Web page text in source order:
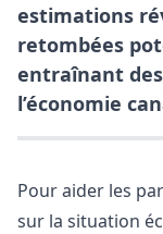
estimations
retombées
entraînant
l’économie
Pour aider les
sur la situation